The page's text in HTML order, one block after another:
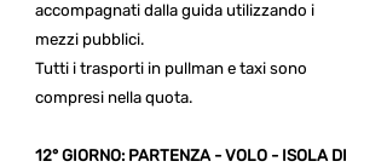
accompagnati dalla guida utilizzando i
mezzi pubblici.
Tutti i trasporti in pullman e taxi sono
compresi nella quota.
12° GIORNO: PARTENZA - VOLO - ISOLA DI